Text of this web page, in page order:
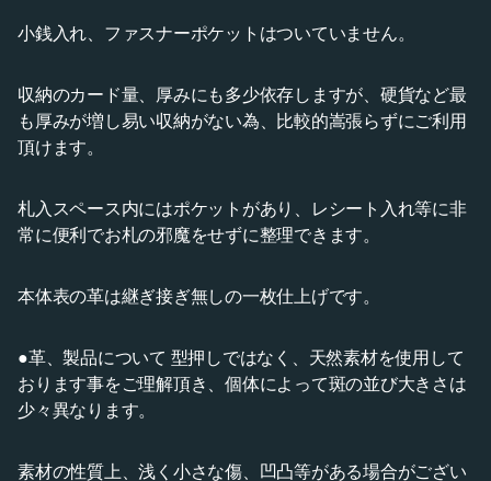
小銭入れ、ファスナーポケットはついていません。
収納のカード量、厚みにも多少依存しますが、硬貨など最
も厚みが増し易い収納がない為、比較的嵩張らずにご利用
頂けます。
札入スペース内にはポケットがあり、レシート入れ等に非
常に便利でお札の邪魔をせずに整理できます。
本体表の革は継ぎ接ぎ無しの一枚仕上げです。
●革、製品について 型押しではなく、天然素材を使用して
おります事をご理解頂き、個体によって斑の並び大きさは
少々異なります。
素材の性質上、浅く小さな傷、凹凸等がある場合がござい